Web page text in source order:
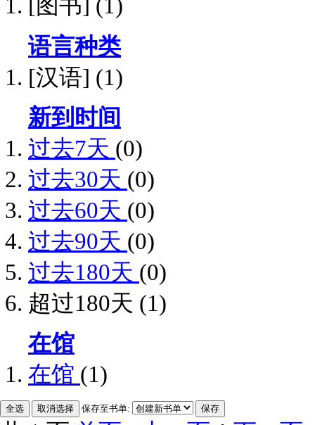
[图书] (1)
语言种类
[汉语] (1)
新到时间
过去7天 (0)
过去30天 (0)
过去60天 (0)
过去90天 (0)
过去180天 (0)
超过180天 (1)
在馆
在馆 (1)
保存至书单: